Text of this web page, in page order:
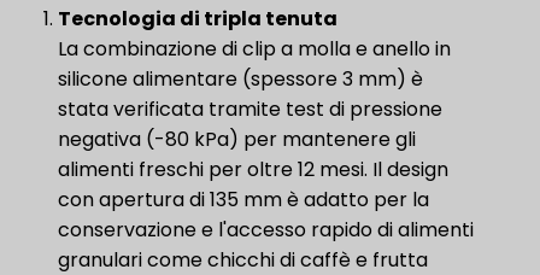
Tecnologia di tripla tenuta
La combinazione di clip a molla e anello in
silicone alimentare (spessore 3 mm) è
stata verificata tramite test di pressione
negativa (-80 kPa) per mantenere gli
alimenti freschi per oltre 12 mesi. Il design
con apertura di 135 mm è adatto per la
conservazione e l'accesso rapido di alimenti
granulari come chicchi di caffè e frutta